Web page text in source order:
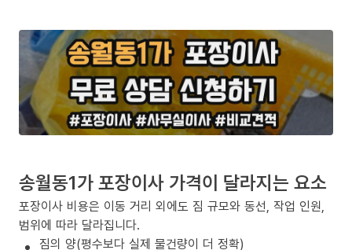
송월동1가 포장이사 가격이 달라지는 요소
포장이사 비용은 이동 거리 외에도 짐 규모와 동선, 작업 인원,
범위에 따라 달라집니다.
짐의 양(평수보다 실제 물건량이 더 정확)